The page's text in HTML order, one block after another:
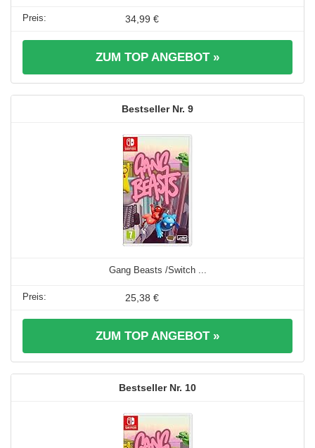
34,99 €
ZUM TOP ANGEBOT »
9
Gang Beasts /Switch ...
25,38 €
ZUM TOP ANGEBOT »
10